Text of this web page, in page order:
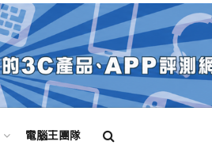
電腦王團隊